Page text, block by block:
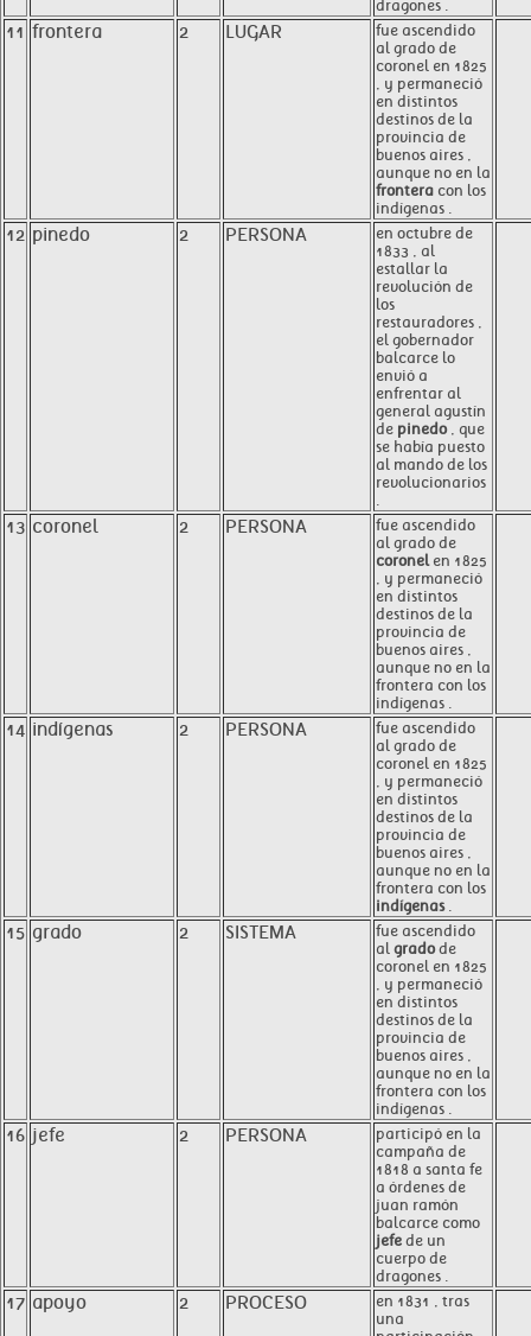
dragones .
11 frontera 2 LUGAR
fue ascendido
al grado de
coronel en 1825
, y permaneció
en distintos
destinos de la
provincia de
buenos aires ,
aunque no en la
frontera con los
indígenas .
12 pinedo 2 PERSONA
en octubre de
1833 , al
estallar la
revolución de
los
restauradores ,
el gobernador
balcarce lo
envió a
enfrentar al
general agustín
de pinedo, que
se había puesto
al mando de los
revolucionarios
.
13 coronel 2 PERSONA
fue ascendido
al grado de
coronelen 1825
, y permaneció
en distintos
destinos de la
provincia de
buenos aires ,
aunque no en la
frontera con los
indígenas .
14 indígenas 2 PERSONA
fue ascendido
al grado de
coronel en 1825
, y permaneció
en distintos
destinos de la
provincia de
buenos aires ,
aunque no en la
frontera con los
indígenas.
15 grado 2 SISTEMA
fue ascendido
al gradode
coronel en 1825
, y permaneció
en distintos
destinos de la
provincia de
buenos aires ,
aunque no en la
frontera con los
indígenas .
16 jefe 2 PERSONA
participó en la
campaña de
1818 a santa fe
a órdenes de
juan ramón
balcarce como
jefe de un
cuerpo de
dragones .
17 apoyo 2 PROCESO
en 1831 , tras
una